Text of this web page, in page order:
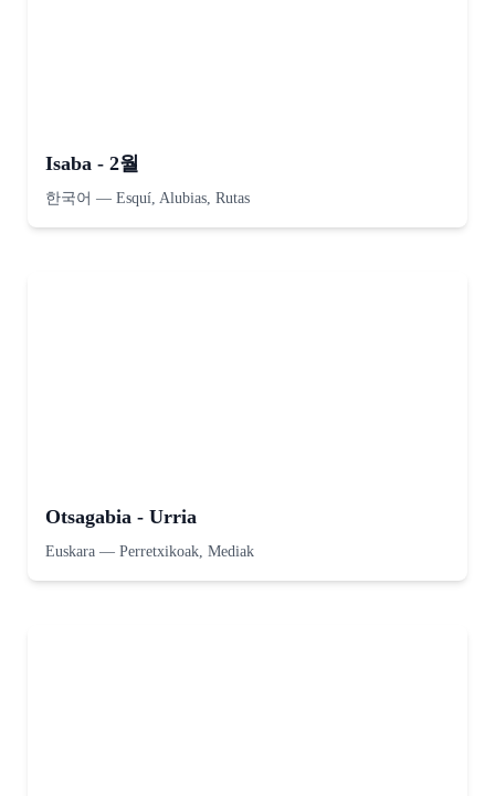
Isaba - 2월
한국어 — Esquí, Alubias, Rutas
Otsagabia - Urria
Euskara — Perretxikoak, Mediak